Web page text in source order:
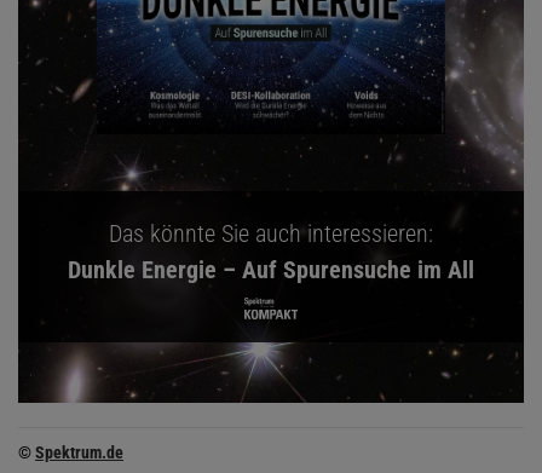
Das könnte Sie auch interessieren:
Dunkle Energie – Auf Spurensuche im All
©Spektrum.de